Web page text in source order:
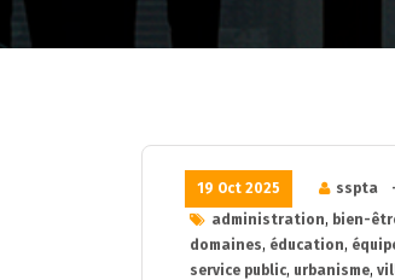
19 Oct 2025 sspta
administration, bien-
domaines, éducation,
service public, urbanisme,